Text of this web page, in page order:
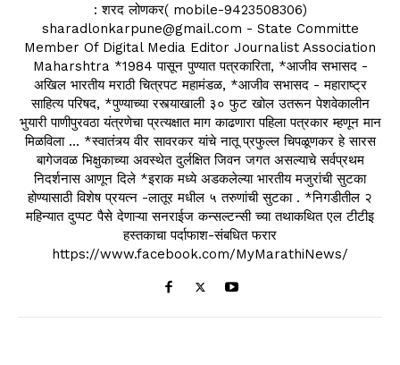
: शरद लोणकर( mobile-9423508306)
sharadlonkarpune@gmail.com - State Committe
Member Of Digital Media Editor Journalist Association
Maharshtra *1984 पासून पुण्यात पत्रकारिता, *आजीव सभासद -
अखिल भारतीय मराठी चित्रपट महामंडळ, *आजीव सभासद - महाराष्ट्र
साहित्य परिषद, *पुण्याच्या रस्त्याखाली ३० फुट खोल उतरून पेशवेकालीन
भुयारी पाणीपुरवठा यंत्रणेचा प्रत्यक्षात माग काढणारा पहिला पत्रकार म्हणून मान
मिळविला ... *स्वातंत्र्य वीर सावरकर यांचे नातू प्रफुल्ल चिपळूणकर हे सारस
बागेजवळ भिक्षुकाच्या अवस्थेत दुर्लक्षित जिवन जगत असल्याचे सर्वप्रथम
निदर्शनास आणून दिले *इराक मध्ये अडकलेल्या भारतीय मजुरांची सुटका
होण्यासाठी विशेष प्रयत्न -लातूर मधील ५ तरुणांची सुटका . *निगडीतील २
महिन्यात दुप्पट पैसे देणाऱ्या सनराईज कन्सल्टन्सी च्या तथाकथित एल टीटीइ
हस्तकाचा पर्दाफाश-संबधित फरार
https://www.facebook.com/MyMarathiNews/